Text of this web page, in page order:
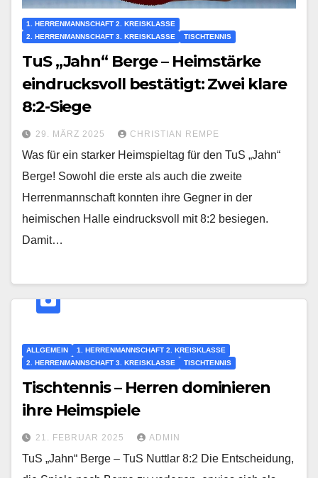
1. HERRENMANNSCHAFT 2. KREISKLASSE
2. HERRENMANNSCHAFT 3. KREISKLASSE
TISCHTENNIS
TuS „Jahn“ Berge – Heimstärke
eindrucksvoll bestätigt: Zwei klare
8:2-Siege
29. MÄRZ 2025 CHRISTIAN REMPE
Was für ein starker Heimspieltag für den TuS „Jahn“
Berge! Sowohl die erste als auch die zweite
Herrenmannschaft konnten ihre Gegner in der
heimischen Halle eindrucksvoll mit 8:2 besiegen.
Damit…
ALLGEMEIN
1. HERRENMANNSCHAFT 2. KREISKLASSE
2. HERRENMANNSCHAFT 3. KREISKLASSE
TISCHTENNIS
Tischtennis – Herren dominieren
ihre Heimspiele
21. FEBRUAR 2025 ADMIN
TuS „Jahn“ Berge – TuS Nuttlar 8:2 Die Entscheidung,